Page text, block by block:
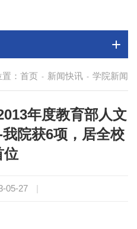
： 首页 - 新闻快讯 - 学院新闻
年度教育部人文
院获6项，居全校
位
05-27 |